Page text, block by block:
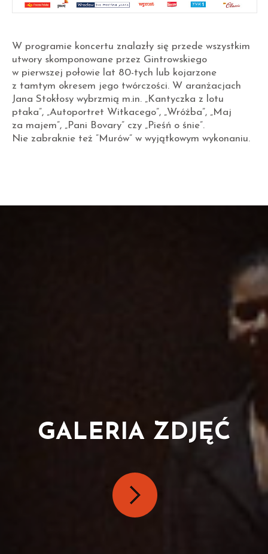
W programie koncertu znalazły się przede wszystkim
utwory skomponowane przez Gintrowskiego
w pierwszej połowie lat 80-tych lub kojarzone
z tamtym okresem jego twórczości. W aranżacjach
Jana Stokłosy wybrzmią m.in. „Kantyczka z lotu
ptaka”, „Autoportret Witkacego”, „Wróżba”, „Maj
za majem”, „Pani Bovary” czy „Pieśń o śnie”.
Nie zabraknie też ”Murów” w wyjątkowym wykonaniu.
GALERIA ZDJĘĆ